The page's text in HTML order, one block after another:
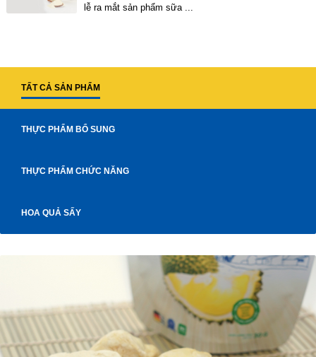
lễ ra mắt sản phẩm sữa ...
TẤT CẢ SẢN PHẨM
THỰC PHẨM BỔ SUNG
THỰC PHẨM CHỨC NĂNG
HOA QUẢ SẤY